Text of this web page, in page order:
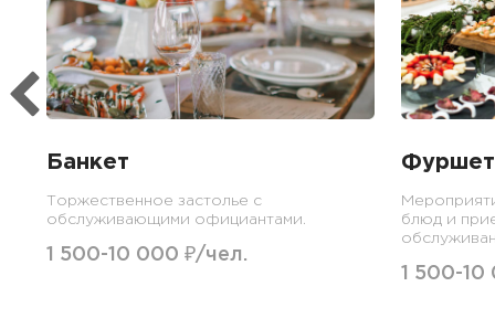
Банкет
Торжественное застолье с
обслуживающими официантами.
1 500-10 000 ₽/чел.
Фуршет
блюд и
1 500-10